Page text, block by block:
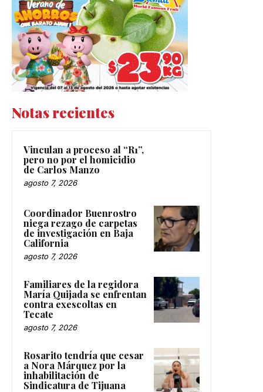
Notas recientes
Vinculan a proceso al “R1”,
pero no por el homicidio
de Carlos Manzo
agosto 7, 2026
Coordinador Buenrostro
niega rezago de carpetas
de investigación en Baja
California
agosto 7, 2026
Familiares de la regidora
María Quijada se enfrentan
contra exescoltas en
Tecate
agosto 7, 2026
Rosarito tendría que cesar
a Nora Márquez por la
inhabilitación de
Sindicatura de Tijuana